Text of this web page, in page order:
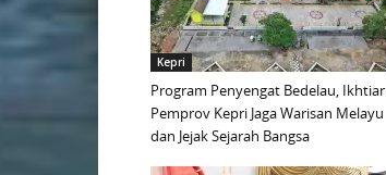
Kepri
Program Penyengat Bedelau, Ikhtiar
Pemprov Kepri Jaga Warisan Melayu
dan Jejak Sejarah Bangsa